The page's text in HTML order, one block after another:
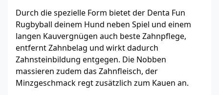
Durch die spezielle Form bietet der Denta Fun
Rugbyball deinem Hund neben Spiel und einem
langen Kauvergnügen auch beste Zahnpflege,
entfernt Zahnbelag und wirkt dadurch
Zahnsteinbildung entgegen. Die Nobben
massieren zudem das Zahnfleisch, der
Minzgeschmack regt zusätzlich zum Kauen an.